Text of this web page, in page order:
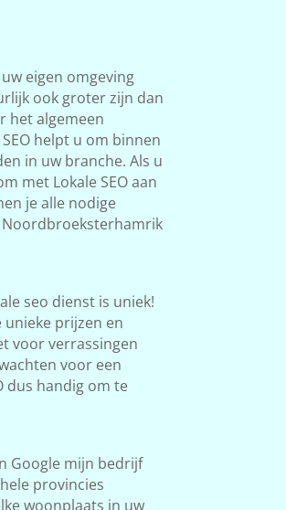
eigen omgeving
ook groter zijn dan
het algemeen
helpt u om binnen
in uw branche. Als u
met Lokale SEO aan
je alle nodige
seo dienst is uniek!
prijzen en
voor verrassingen
voor een
dus handig om te
Google mijn bedrijf
provincies
woonplaats in uw